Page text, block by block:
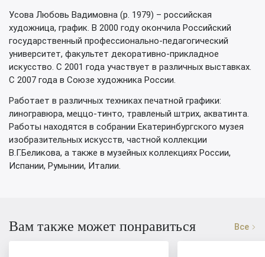
Усова Любовь Вадимовна (р. 1979) – российская
художница, график. В 2000 году окончила Российский
государственный профессионально-педагогический
университет, факультет декоративно-прикладное
искусство. С 2001 года участвует в различных выставках.
С 2007 года в Союзе художника России.
Работает в различных техниках печатной графики:
линогравюра, меццо-тинто, травленый штрих, акватинта.
Работы находятся в собрании Екатеринбургского музея
изобразительных искусств, частной коллекции
В.Г.Беликова, а также в музейных коллекциях России,
Испании, Румынии, Италии.
Вам также может понравиться Все